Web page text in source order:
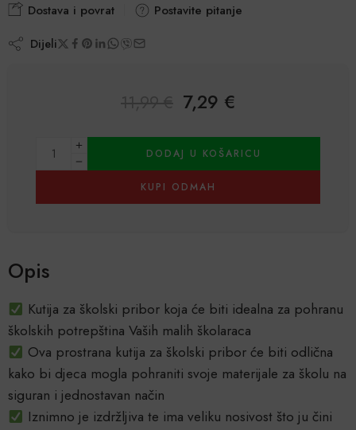
Dostava i povrat Postavite pitanje
Dijeli
11,99 7,29 €
DODAJ U KOŠARICU
KUPI ODMAH
Alternative:
Opis
Kutija za školski pribor koja će biti idealna za pohranu
školskih potrepština Vaših malih školaraca
Ova prostrana kutija za školski pribor će biti odlična
kako bi djeca mogla pohraniti svoje materijale za školu na
siguran i jednostavan način
Iznimno je izdržljiva te ima veliku nosivost što ju čini